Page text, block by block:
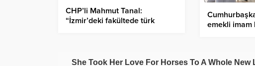
CHP’li Mahmut Tanal:
“İzmir’deki fakültede türk
emekli imam